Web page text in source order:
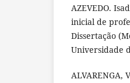
AZEVEDO.
inicial de
Dissertação
Universidade
ALVARENGA,